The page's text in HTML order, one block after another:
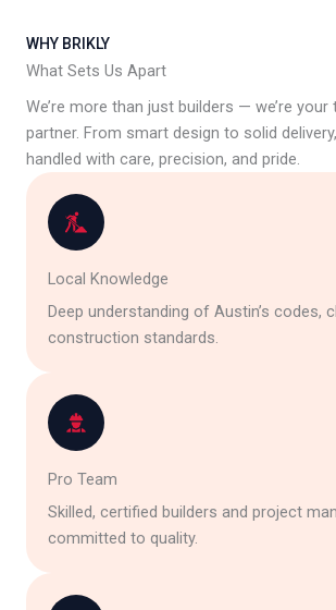
Local Knowledge
Deep understanding of Austin’s codes,
construction standards.
Pro Team
Skilled, certified builders and project
committed to quality.
WHY BRIKLY
What Sets Us Apart
We’re more than just builders — we’re
partner. From smart design to solid
handled with care, precision, and pride.